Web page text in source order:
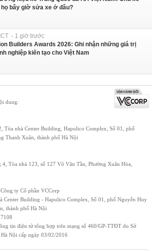
họ bây giờ sửa xe ở đâu?
- 1 giờ trước
Builders Awards 2026: Ghi nhận những giá trị
nghiệp kiến tạo cho Việt Nam
dung:
Tòa nhà Center Building, Hapulico Complex, Số 01, phố
Thanh Xuân, thành phố Hà Nội
4, Tòa nhà 123, số 127 Võ Văn Tần, Phường Xuân Hòa,
ty Cổ phần VCCorp
Center Building - Hapulico Complex, Số 01, phố Nguyễn Huy
thành phố Hà Nội
tin điện tử tổng hợp trên mạng số 460/GP-TTĐT do Sở
Nội cấp ngày 03/02/2016